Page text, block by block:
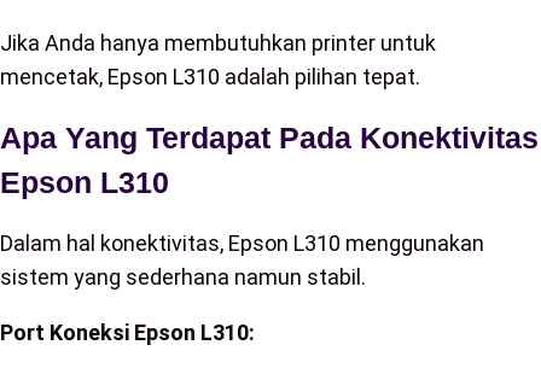
Jika Anda hanya membutuhkan printer untuk
mencetak, Epson L310 adalah pilihan tepat.
Apa Yang Terdapat Pada Konektivitas
Epson L310
Dalam hal konektivitas, Epson L310 menggunakan
sistem yang sederhana namun stabil.
Port Koneksi Epson L310: